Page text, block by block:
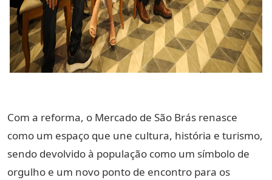
Com a reforma, o Mercado de São Brás renasce
como um espaço que une cultura, história e turismo,
sendo devolvido à população como um símbolo de
orgulho e um novo ponto de encontro para os